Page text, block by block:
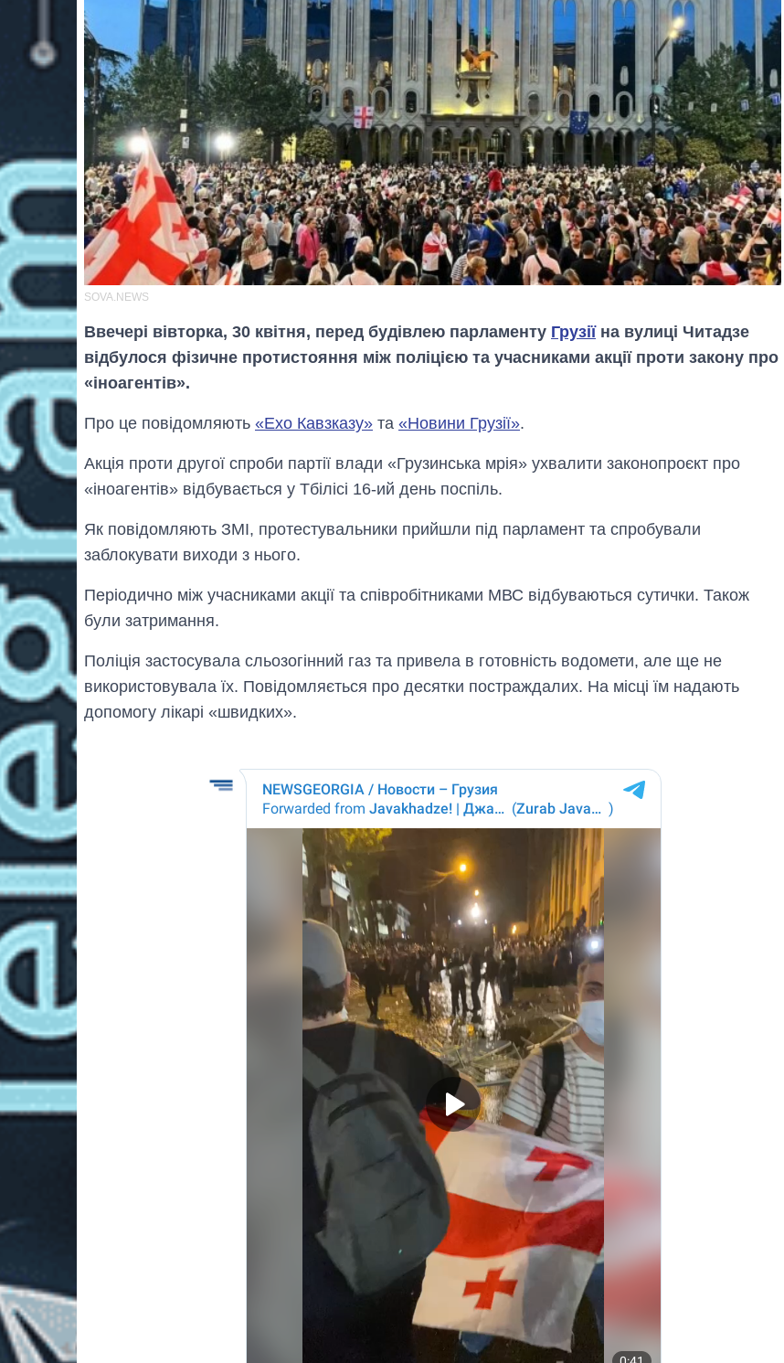
SOVA.NEWS
Ввечері вівторка, 30 квітня, перед будівлею парламенту Грузіїна вулиці Читадзе
відбулося фізичне протистояння між поліцією та учасниками акції проти закону про
«іноагентів».
Про це повідомляють «Ехо Кавзказу» та «Новини Грузії».
Акція проти другої спроби партії влади «Грузинська мрія» ухвалити законопроєкт про
«іноагентів» відбувається у Тбілісі 16-ий день поспіль.
Як повідомляють ЗМІ, протестувальники прийшли під парламент та спробували
заблокувати виходи з нього.
Періодично між учасниками акції та співробітниками МВС відбуваються сутички. Також
були затримання.
Поліція застосувала сльозогінний газ та привела в готовність водомети, але ще не
використовувала їх. Повідомляється про десятки постраждалих. На місці їм надають
допомогу лікарі «швидких».
Скільки картоплі
вирощували в